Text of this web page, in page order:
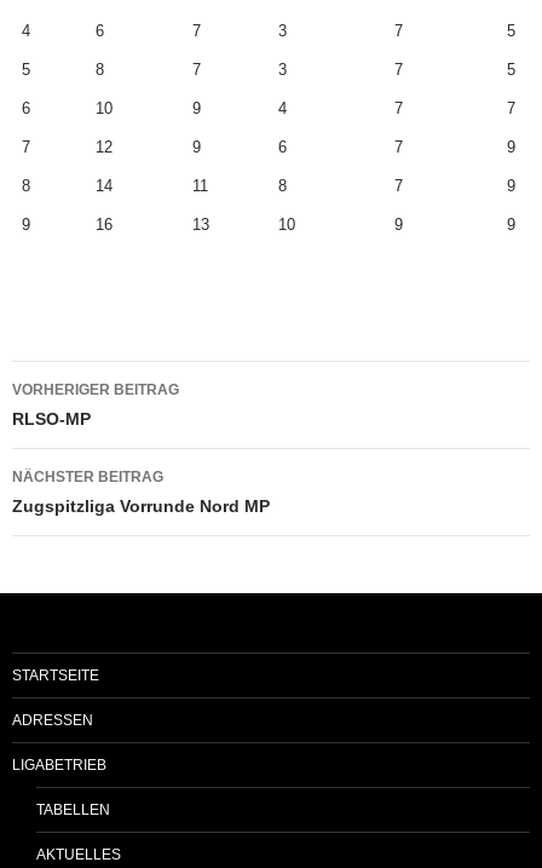
4 6 7 3 7 5
5 8 7 3 7 5
6 10 9 4 7 7
7 12 9 6 7 9
8 14 11 8 7 9
9 16 13 10 9 9
Beitragsnavigation
VORHERIGER BEITRAG
RLSO-MP
NÄCHSTER BEITRAG
Zugspitzliga Vorrunde Nord MP
STARTSEITE
ADRESSEN
LIGABETRIEB
TABELLEN
AKTUELLES